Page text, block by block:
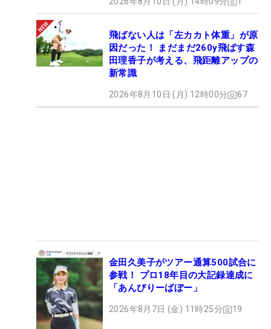
飛ばない人は「左カカト体重」が原
因だった！ まだまだ260y飛ばす森
田理香子が考える、飛距離アップの
新常識
2026年8月10日 (月) 12時00分 67
金田久美子がツアー通算500試合に
参戦！ プロ18年目の大記録達成に
「あんびりーばぼー」
2026年8月7日 (金) 11時25分 19